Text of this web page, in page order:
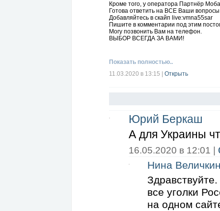
Кроме того, у оператора Партнёр
Готова ответить на ВСЕ Ваши
Добавляйтесь в скайп live:vmna55sar
Пишите в комментарии под этим
Могу позвонить Вам на телефон.
ВЫБОР ВСЕГДА ЗА ВАМИ!
Показать полностью..
11.03.2020 в 13:15
Открыть
Юрий Беркаш
А для Украины
16.05.2020 в 12:01 |
Нина
все уголки
на одном